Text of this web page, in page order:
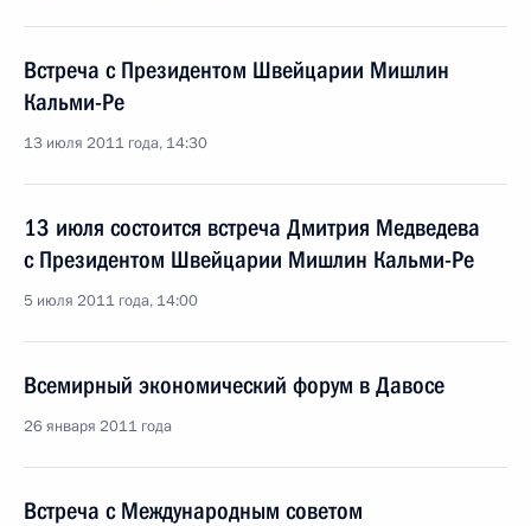
Встреча с Президентом Швейцарии Мишлин
Кальми-Ре
13 июля 2011 года, 14:30
13 июля состоится встреча Дмитрия Медведева
с Президентом Швейцарии Мишлин Кальми-Ре
5 июля 2011 года, 14:00
Всемирный экономический форум в Давосе
26 января 2011 года
Встреча с Международным советом